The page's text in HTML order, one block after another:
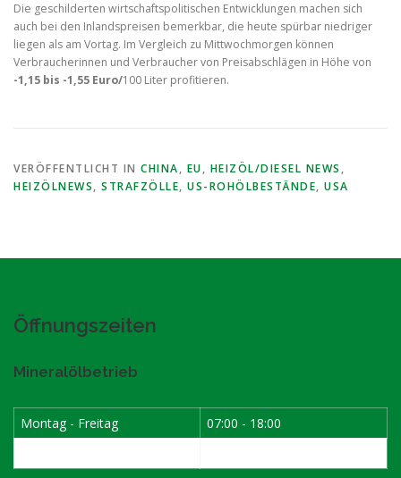
Die geschilderten wirtschaftspolitischen Entwicklungen machen sich
auch bei den Inlandspreisen bemerkbar, die heute spürbar niedriger
liegen als am Vortag. Im Vergleich zu Mittwochmorgen können
Verbraucherinnen und Verbraucher von Preisabschlägen in Höhe von
-1,15 bis -1,55 Euro/100 Liter profitieren.
VERÖFFENTLICHT IN CHINA, EU, HEIZÖL/DIESEL NEWS ,
HEIZÖLNEWS, STRAFZÖLLE, US-ROHÖLBESTÄNDE, USA
Öffnungszeiten
Mineralölbetrieb
Montag - Freitag
07:00 - 18:00